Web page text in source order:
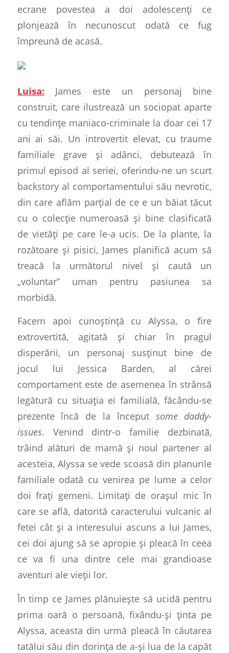
ecrane povestea a doi adolescenți ce
plonjează în necunoscut odată ce fug
împreună de acasă.
Luisa: James este un personaj bine
construit, care ilustrează un sociopat aparte
cu tendințe maniaco-criminale la doar cei 17
ani ai săi. Un introvertit elevat, cu traume
familiale grave și adânci, debutează în
primul episod al seriei, oferindu-ne un scurt
backstory al comportamentului său nevrotic,
din care aflăm parțial de ce e un băiat tăcut
cu o colecție numeroasă și bine clasificată
de vietăți pe care le-a ucis. De la plante, la
rozătoare și pisici, James planifică acum să
treacă la următorul nivel și caută un
„voluntar” uman pentru pasiunea sa
morbidă.
Facem apoi cunoștință cu Alyssa, o fire
extrovertită, agitată și chiar în pragul
disperării, un personaj susținut bine de
jocul lui Jessica Barden, al cărei
comportament este de asemenea în strânsă
legătură cu situația ei familială, făcându-se
prezente încă de la început some daddy-
issues. Venind dintr-o familie dezbinată,
trâind alături de mamă și noul partener al
acesteia, Alyssa se vede scoasă din planurile
familiale odată cu venirea pe lume a celor
doi frați gemeni. Limitați de orașul mic în
care se află, datorită caracterului vulcanic al
fetei cât și a interesului ascuns a lui James,
cei doi ajung să se apropie și pleacă în ceea
ce va fi una dintre cele mai grandioase
aventuri ale vieții lor.
În timp ce James plănuiește să ucidă pentru
prima oară o persoană, fixându-și ținta pe
Alyssa, aceasta din urmă pleacă în căutarea
tatălui său din dorința de a-și lua de la capăt